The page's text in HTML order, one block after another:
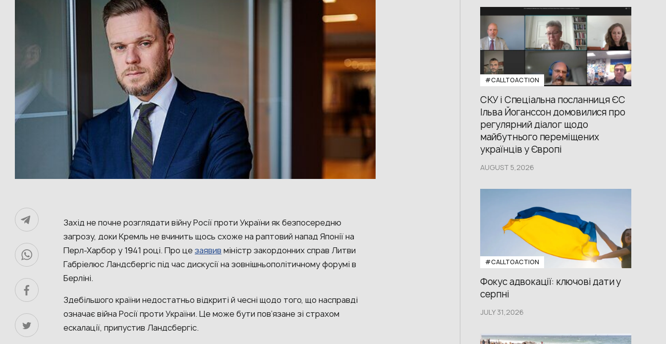
Захід не почне розглядати війну Росії проти України як безпосередню
загрозу, доки Кремль не вчинить щось схоже на раптовий напад Японії на
Перл-Харбор у 1941 році. Про цезаявив міністр закордонних справ Литви
ГабріелюсЛандсбергіспід час дискусії на зовнішньополітичному форумі в
Берліні.
Здебільшого країни недостатньо відкриті й чесні щодо того, що насправді
означає війна Росії проти України. Це може бути пов’язане зі страхом
ескалації, припустив Ландсбергіс.
#CALLTOACTION
СКУ і Спеціальна посланниця ЄС
Ільва Йоганссон домовилися про
регулярний діалог щодо
майбутнього переміщених
українців у Європі
AUGUST 5,2026
#CALLTOACTION
Фокус адвокації: ключові дати у
серпні
JULY 31,2026